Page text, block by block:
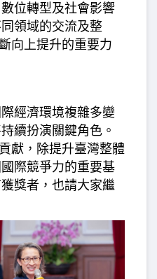
位轉型及社會影響
領域的交流及整
向上提升的重要力
經濟環境複雜多變
續扮演關鍵角色。
獻，除提升臺灣整體
際競爭力的重要基
獎者，也請大家繼